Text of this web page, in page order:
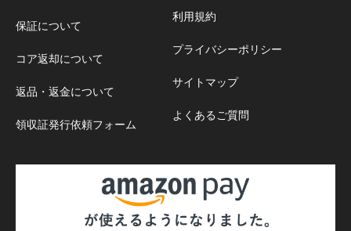
保証について
コア返却について
返品・返金について
領収証発行依頼フォーム
利用規約
プライバシーポリシー
サイトマップ
よくあるご質問